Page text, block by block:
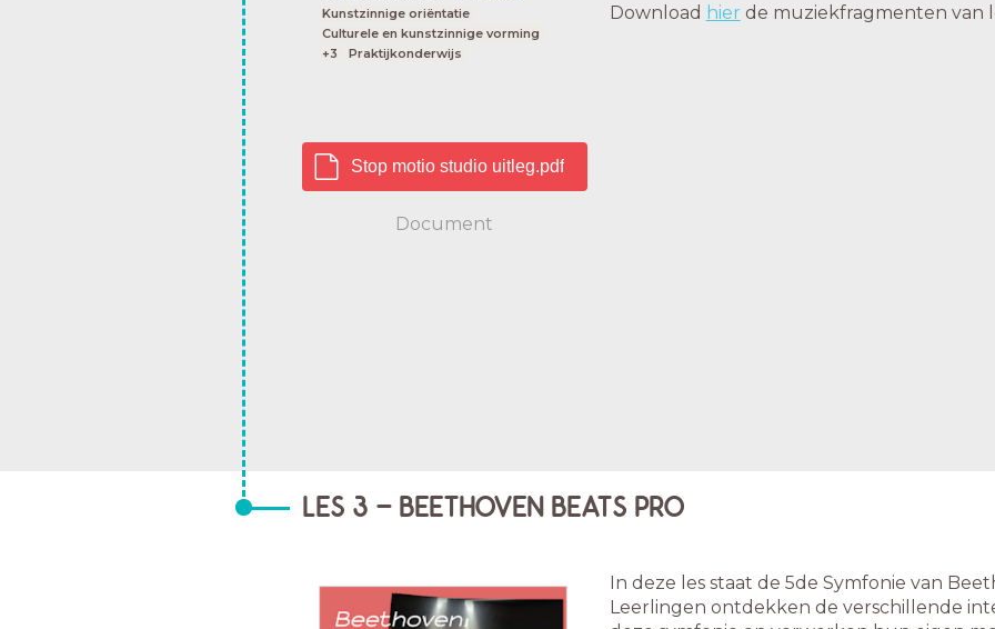
Kunstzinnige oriëntatie
Culturele en kunstzinnige vorming
+3
Praktijkonderwijs
Download hier de muziekfragmenten van
Stop motio studio uitleg.pdf
Document
LES 3 - BEETHOVEN BEATS PRO
In deze les staat de 5de Symfonie van
Leerlingen ontdekken de verschillende